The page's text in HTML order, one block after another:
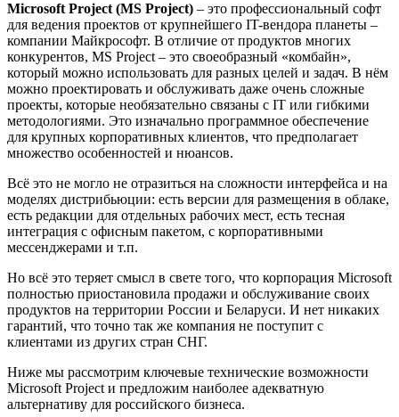
Microsoft Project (MS Project) – это профессиональный софт
для ведения проектов от крупнейшего IT-вендора планеты –
компании Майкрософт. В отличие от продуктов многих
конкурентов, MS Project – это своеобразный «комбайн»,
который можно использовать для разных целей и задач. В нём
можно проектировать и обслуживать даже очень сложные
проекты, которые необязательно связаны с IT или гибкими
методологиями. Это изначально программное обеспечение
для крупных корпоративных клиентов, что предполагает
множество особенностей и нюансов.
Всё это не могло не отразиться на сложности интерфейса и на
моделях дистрибьюции: есть версии для размещения в облаке,
есть редакции для отдельных рабочих мест, есть тесная
интеграция с офисным пакетом, с корпоративными
мессенджерами и т.п.
Но всё это теряет смысл в свете того, что корпорация Microsoft
полностью приостановила продажи и обслуживание своих
продуктов на территории России и Беларуси. И нет никаких
гарантий, что точно так же компания не поступит с
клиентами из других стран СНГ.
Ниже мы рассмотрим ключевые технические возможности
Microsoft Project и предложим наиболее адекватную
альтернативу для российского бизнеса.